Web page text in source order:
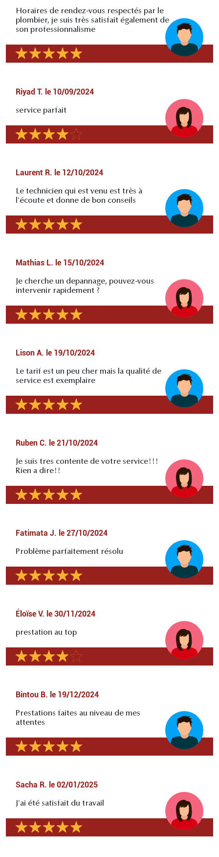
Horaires de rendez-vous respectés par le
plombier, je suis très satisfait également de
son professionnalisme
Riyad T. le 10/09/2024
service parfait
Laurent R. le 12/10/2024
Le technicien qui est venu est très à
l'écoute et donne de bon conseils
Mathias L. le 15/10/2024
Je cherche un depannage, pouvez-vous
intervenir rapidement ?
Lison A. le 19/10/2024
Le tarif est un peu cher mais la qualité de
service est exemplaire
Ruben C. le 21/10/2024
Je suis tres contente de votre service!!!
Rien a dire!!
Fatimata J. le 27/10/2024
Problème parfaitement résolu
Éloïse V. le 30/11/2024
prestation au top
Bintou B. le 19/12/2024
Prestations faites au niveau de mes
attentes
Sacha R. le 02/01/2025
J'ai été satisfait du travail